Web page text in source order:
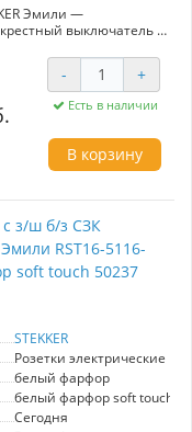
Эмили —
выключатель с
цвет черный уголь с
вписываются в
из прочного
и стальными
надежную работу
250 В и токе 10
освещением в
- +
Есть в наличии
В корзину
с з/ш б/з СЗК
RST16-5116-
soft touch 50237
STEKKER
Розетки электрические
белый фарфор
белый фарфор soft touch
Сегодня